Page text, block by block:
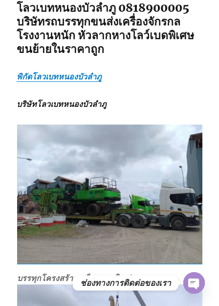
โลวเบทหนองบัวลำภู 0818900005
บริษัทรถบรรทุกขนส่งเครื่องจักรกล
โรงงานหนัก หัวลากหางโลว์เบดพิเศษ
ขนย้ายในราคาถูก
พิกัดโลวเบทหนองบัวลำภู
บริษัทโลวเบทหนองบัวลำภู
บรรทุกโครงสร้างเหล็กขนาดใหญ่
ช่องทางการติดต่อของเรา
OPEN